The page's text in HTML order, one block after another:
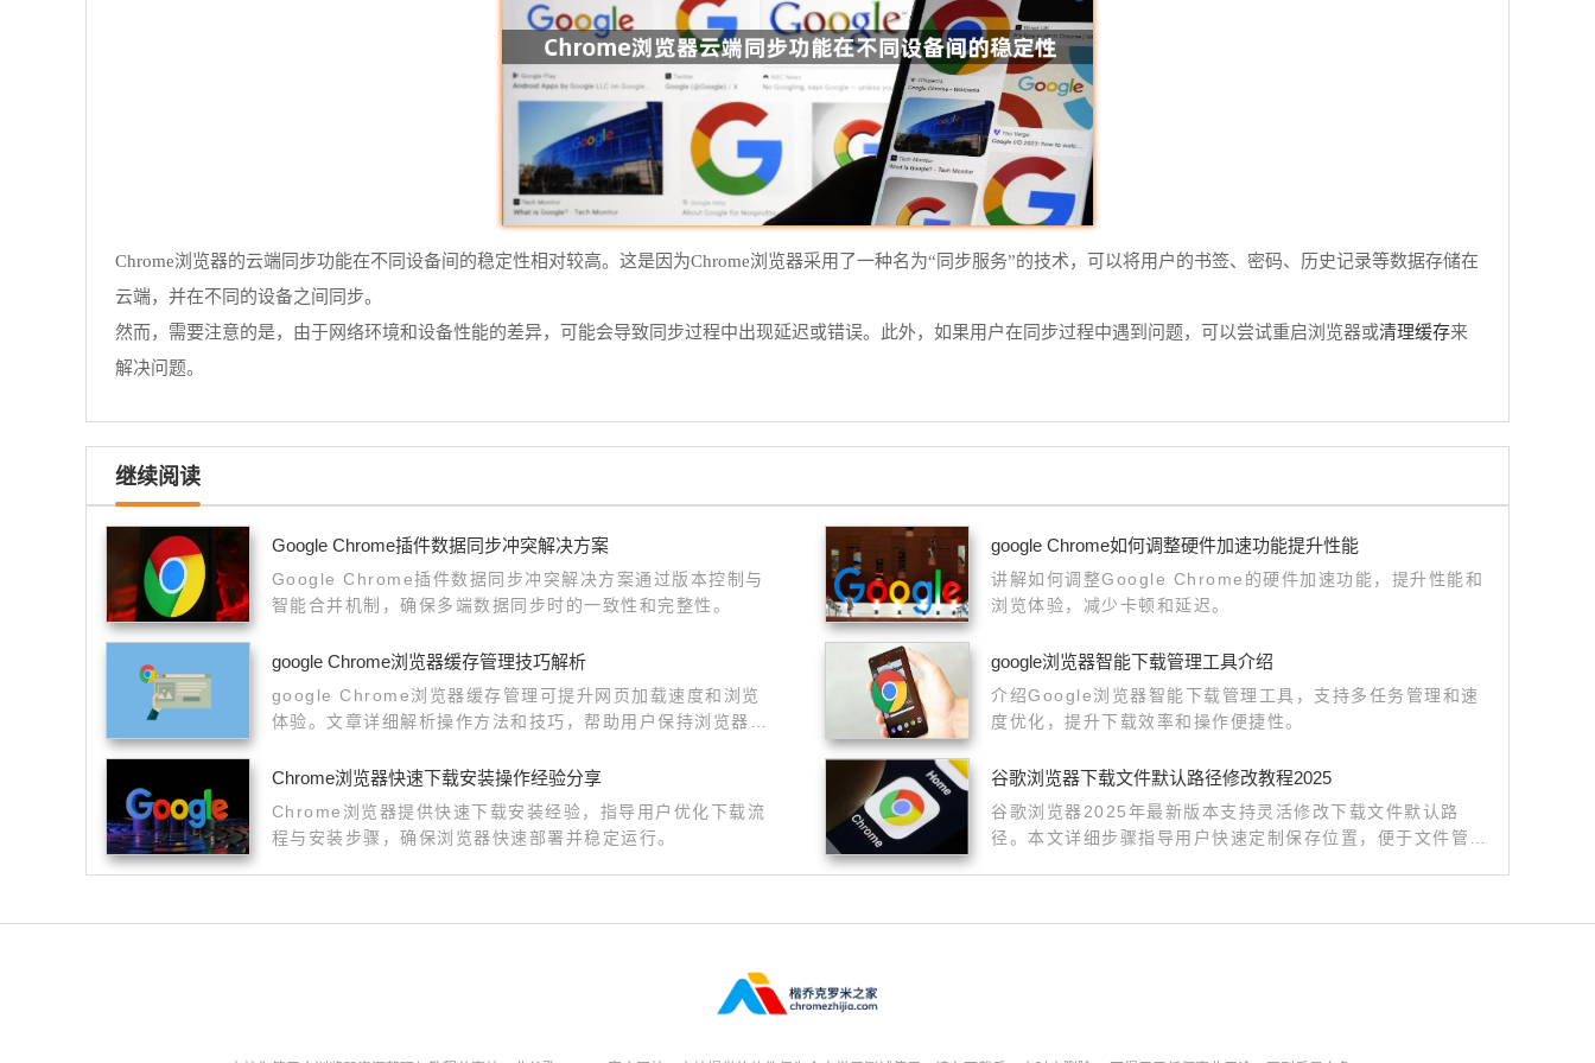
Chrome浏览器的云端同步功能在不同设备间的稳定性相对较高。这是因为Chrome浏览器采用了一种名为“同步服务”的技术，可以将用户的书签、密码、历史记录等数据存储在
云端，并在不同的设备之间同步。
然而，需要注意的是，由于网络环境和设备性能的差异，可能会导致同步过程中出现延迟或错误。此外，如果用户在同步过程中遇到问题，可以尝试重启浏览器或清理缓存来
解决问题。
继续阅读
Google Chrome插件数据同步冲突解决方案
Google Chrome插件数据同步冲突解决方案通过版本控制与
智能合并机制，确保多端数据同步时的一致性和完整性。
google Chrome如何调整硬件加速功能提升性能
讲解如何调整Google Chrome的硬件加速功能，提升性能和
浏览体验，减少卡顿和延迟。
google Chrome浏览器缓存管理技巧解析
google Chrome浏览器缓存管理可提升网页加载速度和浏览
体验。文章详细解析操作方法和技巧，帮助用户保持浏览器高
google浏览器智能下载管理工具介绍
介绍Google浏览器智能下载管理工具，支持多任务管理和速
度优化，提升下载效率和操作便捷性。
Chrome浏览器快速下载安装操作经验分享
Chrome浏览器提供快速下载安装经验，指导用户优化下载流
程与安装步骤，确保浏览器快速部署并稳定运行。
谷歌浏览器下载文件默认路径修改教程2025
谷歌浏览器2025年最新版本支持灵活修改下载文件默认路
径。本文详细步骤指导用户快速定制保存位置，便于文件管理